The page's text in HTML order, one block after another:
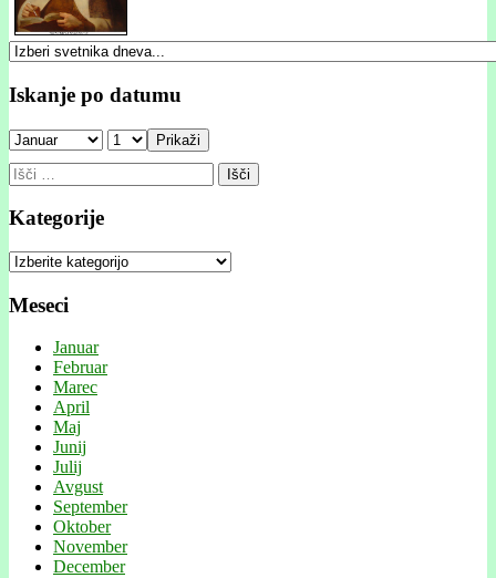
Iskanje po datumu
Prikaži
Išči:
Kategorije
Kategorije
Meseci
Januar
Februar
Marec
April
Maj
Junij
Julij
Avgust
September
Oktober
November
December